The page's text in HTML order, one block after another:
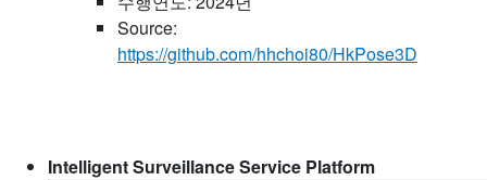
Source:
https://github.com/hhchoi80/HkPose3D
Intelligent Surveillance Service Platform